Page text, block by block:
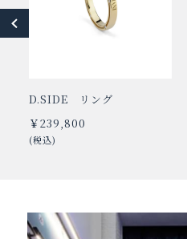
D.SIDE リング
￥239,800
(税込)